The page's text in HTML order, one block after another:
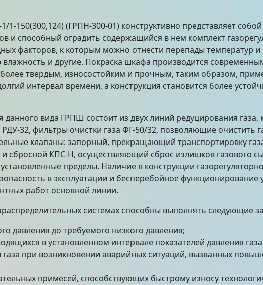
1-150(300,124) (ГРПН-300-01) конструктивно представляет
и способный оградить содержащийся в нем комплект
факторов, к которым можно отнести перепады температур и
и другие. Покраска шкафа производится
твёрдым, износостойким и прочным, таким образом,
интервал времени, а конструкция становится более
данного вида ГРПШ состоит из двух линий редуцирования
32, фильтры очистки газа ФГ-50/32, позволяющие очистить
клапаны: запорный, прекращающий транспортировку
сбросной КПС-Н, осуществляющий сброс излишков газового
пределы. Наличие в конструкции
в эксплуатации и бесперебойное функционирование
работ основной линии.
системах способны выполнять следующие
давления до требуемого низкого давления;
в установленном интервале показателей давления
при возникновении аварийных ситуаций, вызванных
примесей, способствующих быстрому износу